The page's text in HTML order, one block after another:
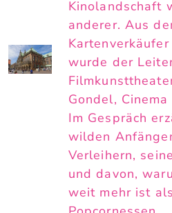
Kinolandschaft
anderer. Aus
wurde der
Gondel,
Im Gespräch
wilden
Verleihern,
und davon,
weit mehr ist